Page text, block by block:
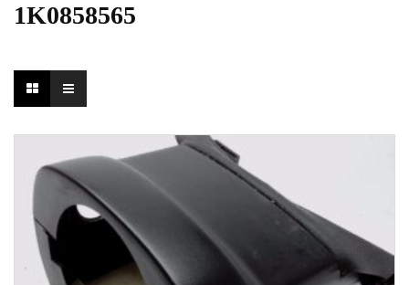
1K0858565